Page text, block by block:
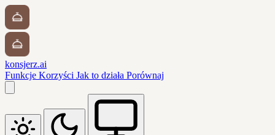
konsjerz.ai
Funkcje Korzyści Jak to działa Porównaj